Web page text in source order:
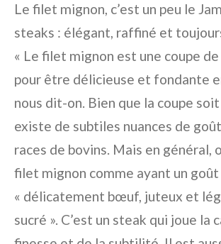
Le filet mignon, c’est un peu le
steaks : élégant, raffiné et
« Le filet mignon est une coupe
pour être délicieuse et fondante
nous dit-on. Bien que la coupe
existe de subtiles nuances de
races de bovins. Mais en général,
filet mignon comme ayant un goût
« délicatement bœuf, juteux et
sucré ». C’est un steak qui joue la